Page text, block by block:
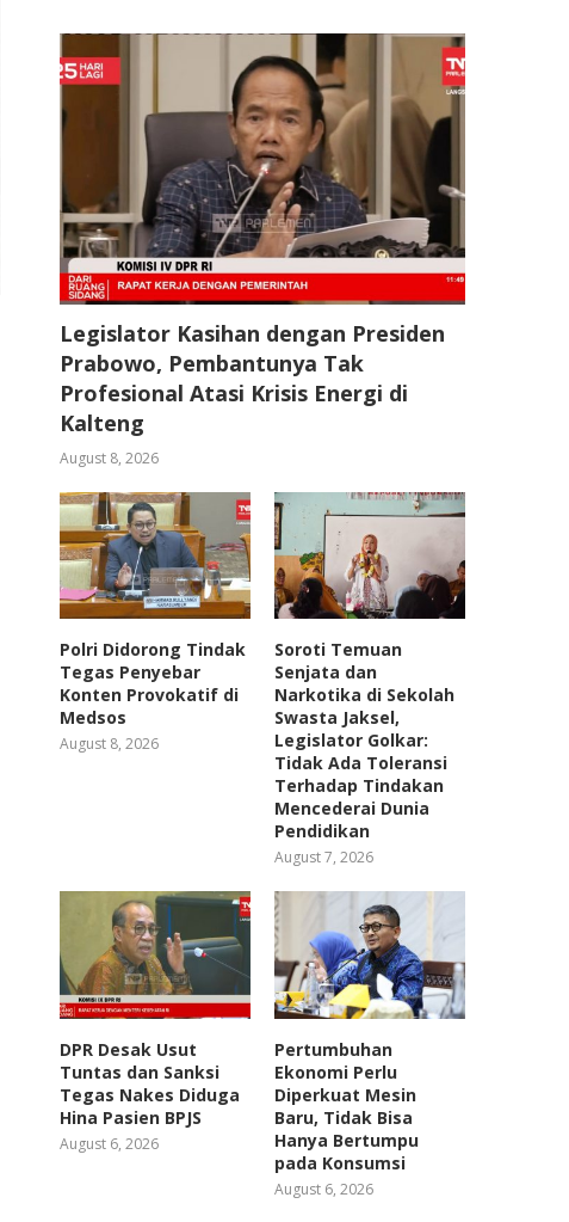
Legislator Kasihan dengan Presiden
Prabowo, Pembantunya Tak
Profesional Atasi Krisis Energi di
Kalteng
August 8, 2026
Polri Didorong Tindak
Tegas Penyebar
Konten Provokatif di
Medsos
August 8, 2026
Soroti Temuan
Senjata dan
Narkotika di Sekolah
Swasta Jaksel,
Legislator Golkar:
Tidak Ada Toleransi
Terhadap Tindakan
Mencederai Dunia
Pendidikan
August 7, 2026
DPR Desak Usut
Tuntas dan Sanksi
Tegas Nakes Diduga
Hina Pasien BPJS
August 6, 2026
Pertumbuhan
Ekonomi Perlu
Diperkuat Mesin
Baru, Tidak Bisa
Hanya Bertumpu
pada Konsumsi
August 6, 2026